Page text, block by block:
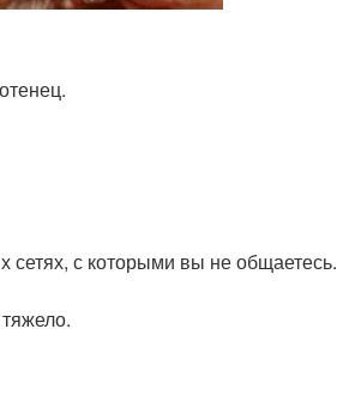
с которыми вы не общаетесь.